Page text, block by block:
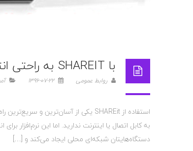
با SHAREIT به راحتی انتقال دهید
روابط عمومی 1396-07-22
به کابل اتصال یا اینترنت ندارید. اما این نرم‌افزار
دستگاه‌هایتان شبکه‌ای محلی ایجاد می‌کند و […]